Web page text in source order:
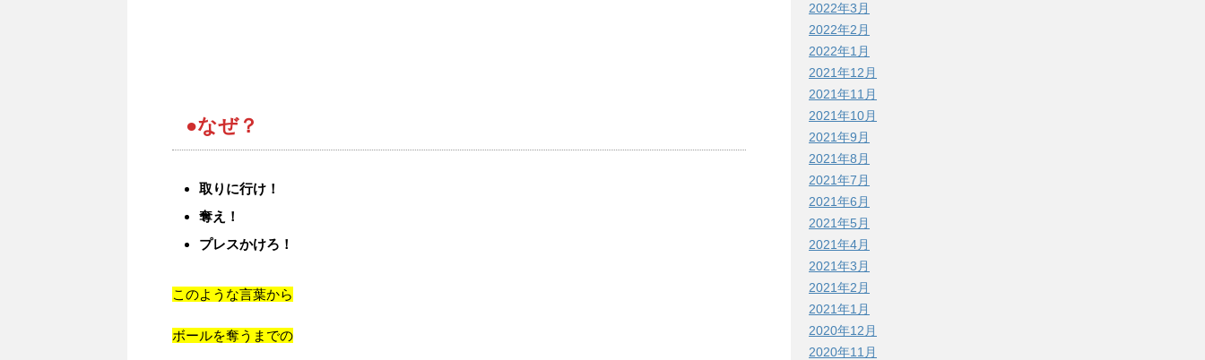
●なぜ？
取りに行け！
奪え！
プレスかけろ！
このような言葉から
ボールを奪うまでの
2022年3月
2022年2月
2022年1月
2021年12月
2021年11月
2021年10月
2021年9月
2021年8月
2021年7月
2021年6月
2021年5月
2021年4月
2021年3月
2021年2月
2021年1月
2020年12月
2020年11月